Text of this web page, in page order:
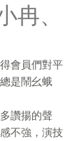
、
會員們對平
是鬧幺蛾
讚揚的聲
不強，演技